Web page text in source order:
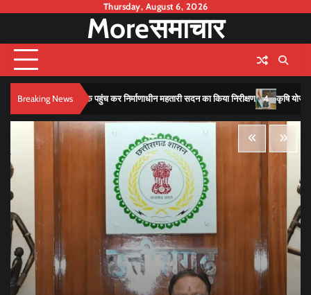
content
Thursday, August 6, 2026
Moreसमाचार
Breaking News
सदन का किया निरीक्षण 4 कृषि योजनाओं के लाभ के लिए फार्मर आईडी अभियान को गति देने